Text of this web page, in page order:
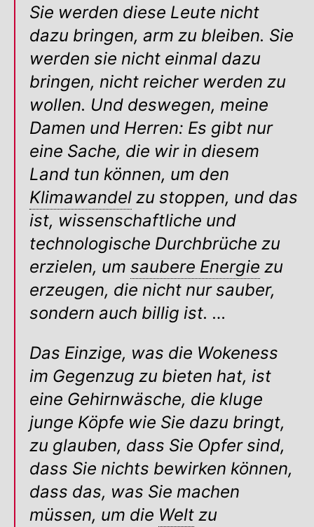
Sie werden diese Leute nicht
dazu bringen, arm zu bleiben. Sie
werden sie nicht einmal dazu
bringen, nicht reicher werden zu
wollen. Und deswegen, meine
Damen und Herren: Es gibt nur
eine Sache, die wir in diesem
Land tun können, um den
Klimawandel zu stoppen, und das
ist, wissenschaftliche und
technologische Durchbrüche zu
erzielen, um saubere Energie zu
erzeugen, die nicht nur sauber,
sondern auch billig ist. …
Das Einzige, was die Wokeness
im Gegenzug zu bieten hat, ist
eine Gehirnwäsche, die kluge
junge Köpfe wie Sie dazu bringt,
zu glauben, dass Sie Opfer sind,
dass Sie nichts bewirken können,
dass das, was Sie machen
müssen, um die Welt zu